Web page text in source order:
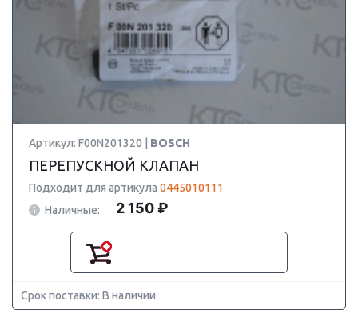
Артикул: F00N201320 | BOSCH
ПЕРЕПУСКНОЙ КЛАПАН
Подходит для артикула 0445010111
Наличные:
2 150 ₽
Срок поставки: В наличии